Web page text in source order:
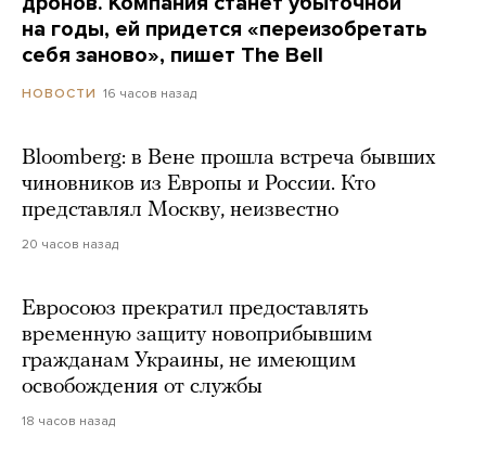
на годы, ей придется «переизобретать
себя заново», пишет The Bell
НОВОСТИ 16 часов назад
Bloomberg: в Вене прошла встреча бывших
чиновников из Европы и России. Кто
представлял Москву, неизвестно
20 часов назад
Евросоюз прекратил предоставлять
временную защиту новоприбывшим
гражданам Украины, не имеющим
освобождения от службы
18 часов назад